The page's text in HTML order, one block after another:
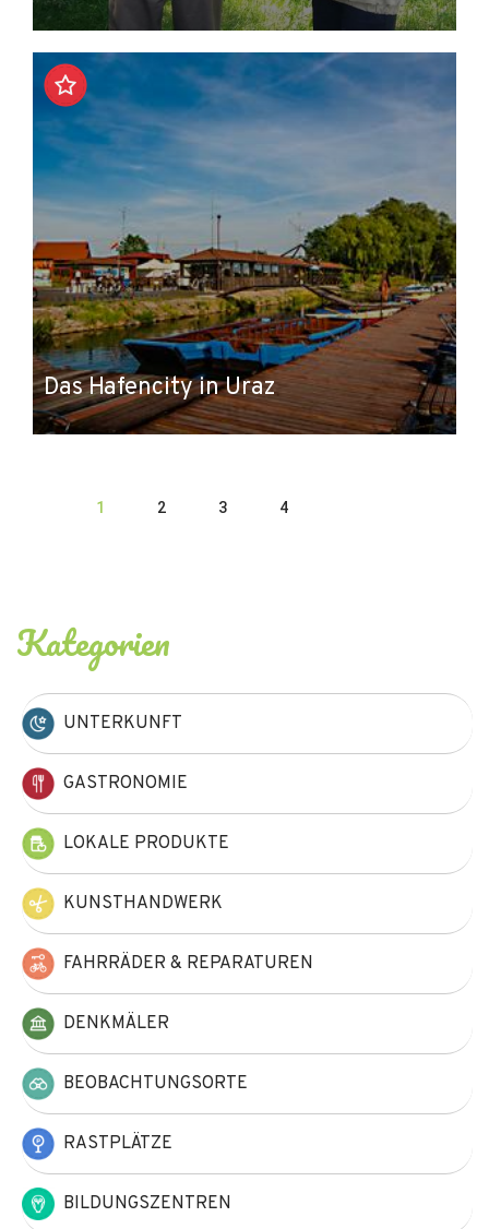
Das Hafencity in Uraz
1 2 3 4
Kategorien
UNTERKUNFT
GASTRONOMIE
LOKALE PRODUKTE
KUNSTHANDWERK
FAHRRÄDER & REPARATUREN
DENKMÄLER
BEOBACHTUNGSORTE
RASTPLÄTZE
BILDUNGSZENTREN